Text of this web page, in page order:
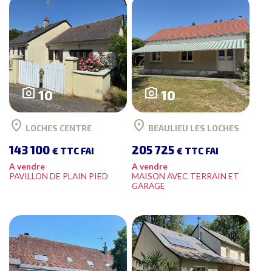
photo_camera10
location_on LOCHES CENTRE
143 100€ TTC FAI
A vendre
PAVILLON DE PLAIN PIED
photo_camera10
location_on BEAULIEU LES LOCHES
205 725€ TTC FAI
A vendre
MAISON AVEC TERRAIN ET
GARAGE